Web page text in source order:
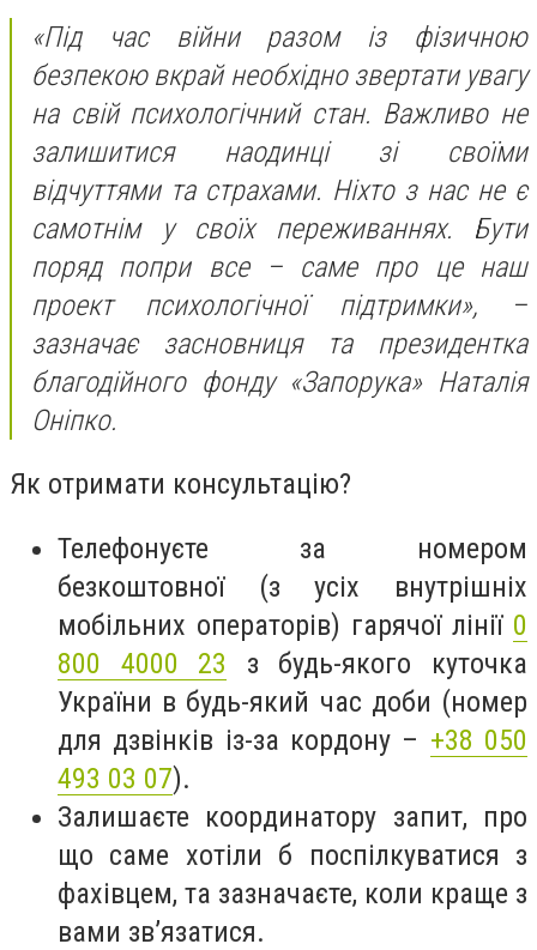
«Під час війни разом із фізичною
безпекою вкрай необхідно звертати увагу
на свій психологічний стан. Важливо не
залишитися наодинці зі своїми
відчуттями та страхами. Ніхто з нас не є
самотнім у своїх переживаннях. Бути
поряд попри все – саме про це наш
проект психологічної підтримки», –
зазначає засновниця та президентка
благодійного фонду «Запорука» Наталія
Оніпко.
Як отримати консультацію?
Телефонуєте за номером
безкоштовної (з усіх внутрішніх
мобільних операторів) гарячої лінії 0
800 4000 23 з будь-якого куточка
України в будь-який час доби (номер
для дзвінків із-за кордону – +38 050
493 03 07).
Залишаєте координатору запит, про
що саме хотіли б поспілкуватися з
фахівцем, та зазначаєте, коли краще з
вами зв’язатися.